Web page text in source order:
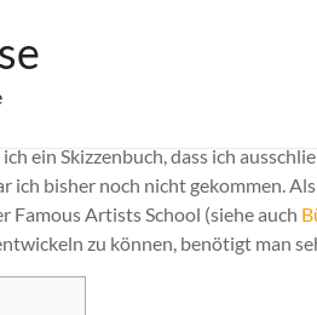
ein Skizzenbuch, dass ich
ich bisher noch nicht gekommen.
Famous Artists School (siehe auch
zu können, benötigt man